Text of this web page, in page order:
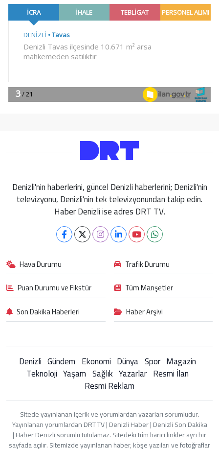
Denizli'nin haberlerini, güncel Denizli haberlerini; Denizli'nin
televizyonu, Denizli'nin tek televizyonundan takip edin.
Haber Denizli ise adres DRT TV.
Hava Durumu
Trafik Durumu
Puan Durumu ve Fikstür
Tüm Manşetler
Son Dakika Haberleri
Haber Arşivi
Denizli Gündem Ekonomi Dünya Spor Magazin
Teknoloji Yaşam Sağlık Yazarlar Resmi İlan
Resmi Reklam
Sitede yayınlanan içerik ve yorumlardan yazarları sorumludur.
Yayınlanan yorumlardan DRT TV | Denizli Haber | Denizli Son Dakika
| Haber Denizli sorumlu tutulamaz. Sitedeki tüm harici linkler ayrı bir
sayfada açılır. Sitemizde yayınlanan haber, köşe yazıları ve fotoğraflar